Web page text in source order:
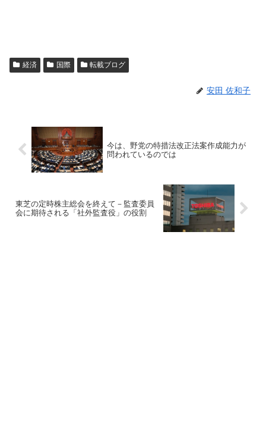
経済 国際 転載ブログ
安田 佐和子
今は、野党の特措法改正法案作成能力が
問われているのでは
東芝の定時株主総会を終えて－監査委員
会に期待される「社外監査役」の役割